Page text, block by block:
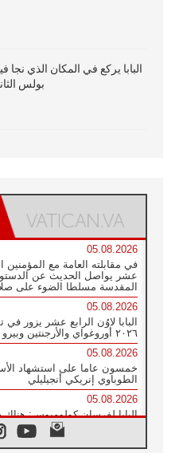
البابا يركع في المكان الذي نجا
بولس
05.08.2026
في مقابلته العامة مع المؤمنين
عشر يواصل الحديث عن الدستور
المقدسة مسلطا الضوء على
05.08.2026
البابا لاوُن الرابع عشر يزور في
٢٠٢٦ أوروغواي والأرجنتين وبيرو
05.08.2026
خمسون عاما على استشهاد
الطوباوي إنريكي أنجيليلي
05.08.2026
البابا لفرسان كولومبوس:
أنبياء تناغم يسعون إلى بناء
04.08.2026